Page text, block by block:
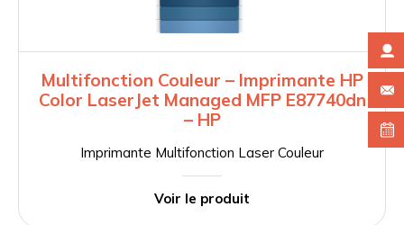
Multifonction Couleur – Imprimante HP
Color LaserJet Managed MFP E87740dn
– HP
Imprimante Multifonction Laser Couleur
Voir le produit